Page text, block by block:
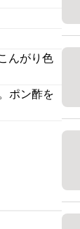
んがり色
ポン酢を